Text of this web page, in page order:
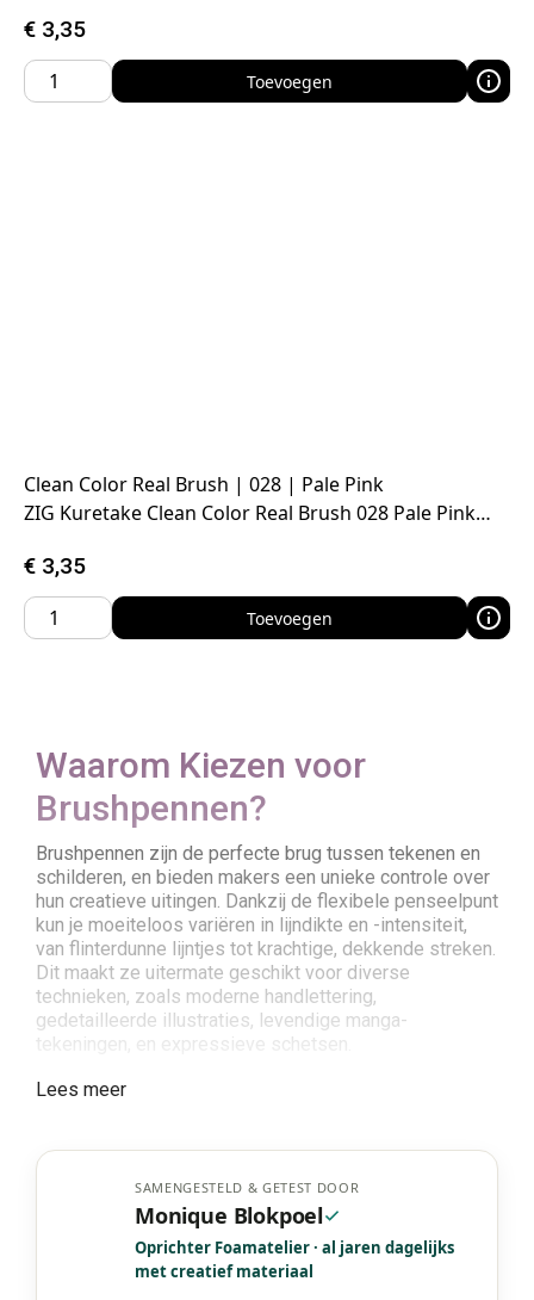
€ 3,35
Toevoegen
Clean Color Real Brush | 028 | Pale Pink
ZIG Kuretake Clean Color Real Brush 028 Pale Pink…
€ 3,35
Toevoegen
Waarom Kiezen voor
Brushpennen?
Brushpennen zijn de perfecte brug tussen tekenen en
schilderen, en bieden makers een unieke controle over
hun creatieve uitingen. Dankzij de flexibele penseelpunt
kun je moeiteloos variëren in lijndikte en -intensiteit,
van flinterdunne lijntjes tot krachtige, dekkende streken.
Dit maakt ze uitermate geschikt voor diverse
technieken, zoals moderne handlettering,
gedetailleerde illustraties, levendige manga-
tekeningen, en expressieve schetsen.
De mogelijkheid om kleuren te blenden en aquarel-
mogelijkheden. Ze zijn bovendien compact en
gemakkelijk mee te nemen, waardoor je overal en altijd
jouw creativiteit de vrije loop kunt laten.
De Veelzijdigheid van
Lees meer
SAMENGESTELD & GETEST DOOR
Monique Blokpoel
Oprichter Foamatelier · al jaren dagelijks
met creatief materiaal